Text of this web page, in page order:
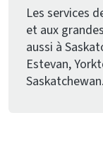
Les services
et aux
aussi à
Estevan,
Saskatchewan.